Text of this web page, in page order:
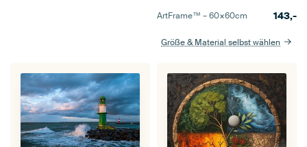
ArtFrame™ –60×60cm 143,-
Größe & Material selbst wählen